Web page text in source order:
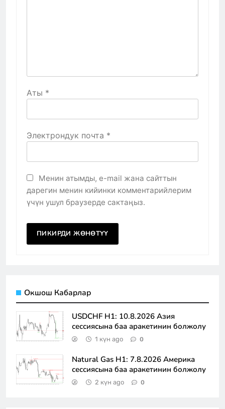
Аты *
Электрондук почта *
Менин атымды, e-mail жана сайттын
дарегин менин кийинки комментарийлерим
үчүн ушул браузерде сактаңыз.
Окшош Кабарлар
USDCHF H1: 10.8.2026 Азия
сессиясына баа аракетинин болжолу
1 күн ago 0
Natural Gas H1: 7.8.2026 Америка
сессиясына баа аракетинин болжолу
2 күн ago 0